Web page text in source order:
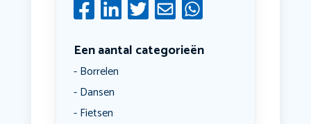
Een aantal categorieën
Borrelen
Dansen
Fietsen